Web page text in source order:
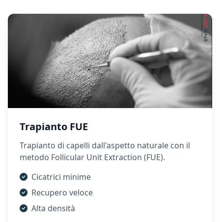
Trapianto FUE
Trapianto di capelli dall'aspetto naturale con il
metodo Follicular Unit Extraction (FUE).
Cicatrici minime
Recupero veloce
Alta densità